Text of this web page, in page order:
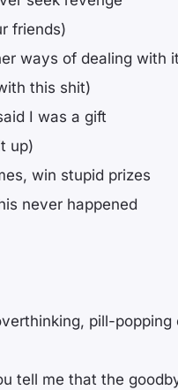
friends)
ways of dealing with it
this shit)
I was a gift
up)
win stupid prizes
never happened
pill-popping
tell me that the